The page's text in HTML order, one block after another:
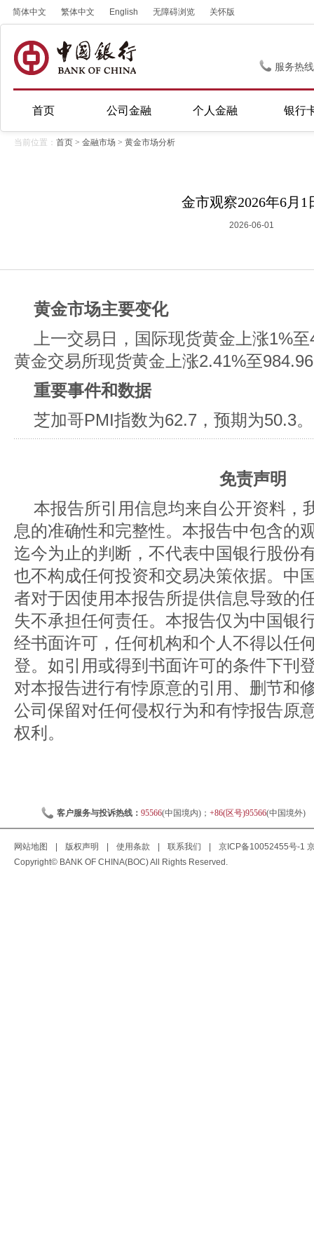
简体中文 繁体中文 English 无障碍浏览 关怀版
服务热
首页 公司金融 个人金融 银行
当前位置： 首页 > 金融市场 > 黄金市场分析
金市观察2026年6月1
2026-06-01
黄金市场主要变化
上一交易日，国际现货黄金上涨1%
黄金交易所现货黄金上涨2.41%至
重要事件和数据
芝加哥PMI指数为62.7，预期为50.3。
免责声明
本报告所引用信息均来自公开资料，
息的准确性和完整性。本报告中包含的
迄今为止的判断，不代表中国银行股份
也不构成任何投资和交易决策依据。中
者对于因使用本报告所提供信息导致的
失不承担任何责任。本报告仅为中国银
经书面许可，任何机构和个人不得以任
登。如引用或得到书面许可的条件下刊
对本报告进行有悖原意的引用、删节和
公司保留对任何侵权行为和有悖报告原
权利。
客户服务与投诉热线： 95566(中国境内)； +86(区号)95566(中国境外)
网站地图 版权声明 使用条款 联系我们 京ICP备10052455号-1
Copyright© BANK OF CHINA(BOC) All Rights Reserved.